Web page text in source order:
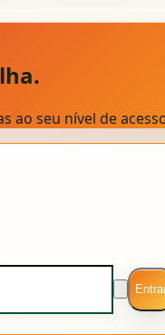
ao seu nível de